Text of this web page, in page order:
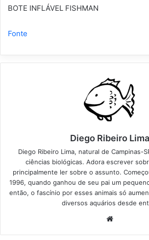
BOTE INFLÁVEL FISHMAN
Fonte
Diego Ribeiro Lima
Diego Ribeiro Lima, natural de Campinas-
ciências biológicas. Adora escrever
principalmente ler sobre o assunto.
1996, quando ganhou de seu pai um
então, o fascínio por esses animais só
diversos aquários desde
Website